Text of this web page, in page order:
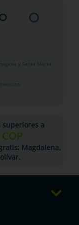
y Santa Marta.
superiores a
: Magdalena,